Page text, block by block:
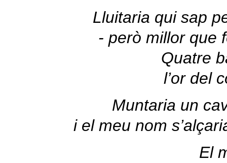
Lluitaria qui sap
- però millor que
Quatre
l’or del
Muntaria un
i el meu nom
El